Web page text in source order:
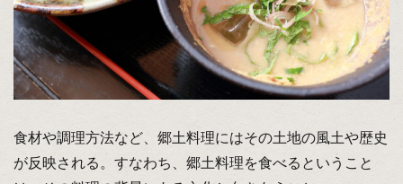
食材や調理方法など、郷土料理にはその土地の風土や歴史
が反映される。すなわち、郷土料理を食べるということ